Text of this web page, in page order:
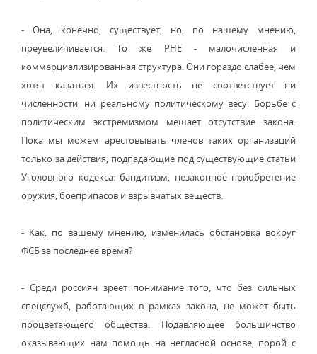
- Она, конечно, существует, но, по нашему мнению,
преувеличивается. То же РНЕ - малочисленная и
коммерциализированная структура. Они гораздо слабее, чем
хотят казаться. Их известность не соответствует ни
численности, ни реальному политическому весу. Борьбе с
политическим экстремизмом мешает отсутствие закона.
Пока мы можем арестовывать членов таких организаций
только за действия, подпадающие под существующие статьи
Уголовного кодекса: бандитизм, незаконное приобретение
оружия, боеприпасов и взрывчатых веществ.
- Как, по вашему мнению, изменилась обстановка вокруг
ФСБ за последнее время?
- Среди россиян зреет понимание того, что без сильных
спецслужб, работающих в рамках закона, не может быть
процветающего общества. Подавляющее большинство
оказывающих нам помощь на негласной основе, порой с